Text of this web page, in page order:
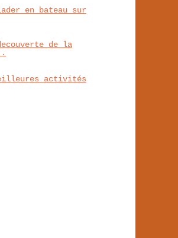
en bateau sur
de la
activités